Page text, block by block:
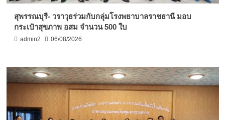
สุพรรณบุรี- วราวุธร่วมกับกลุ่มโรงพยาบาลราชธานี มอบ
กระเป๋าสุขภาพ อสม จำนวน 500 ใบ
admin2 06/08/2026